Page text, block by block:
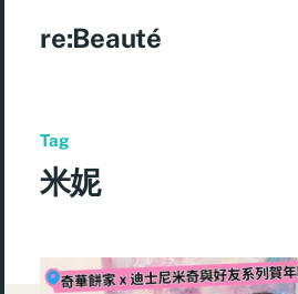
re:Beauté
Tag
米妮